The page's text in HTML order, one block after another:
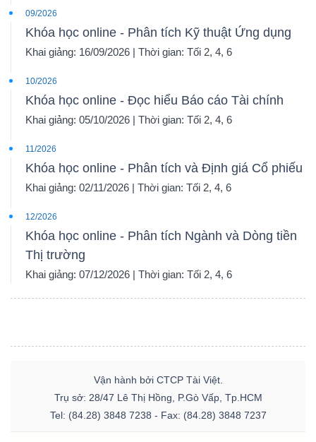
09/2026
Khóa học online - Phân tích Kỹ thuật Ứng dụng
Khai giảng: 16/09/2026 | Thời gian: Tối 2, 4, 6
10/2026
Khóa học online - Đọc hiểu Báo cáo Tài chính
Khai giảng: 05/10/2026 | Thời gian: Tối 2, 4, 6
11/2026
Khóa học online - Phân tích và Định giá Cổ phiếu
Khai giảng: 02/11/2026 | Thời gian: Tối 2, 4, 6
12/2026
Khóa học online - Phân tích Ngành và Dòng tiền
Thị trường
Khai giảng: 07/12/2026 | Thời gian: Tối 2, 4, 6
Vận hành bởi CTCP Tài Việt.
Trụ sở: 28/47 Lê Thị Hồng, P.Gò Vấp, Tp.HCM
Tel: (84.28) 3848 7238 - Fax: (84.28) 3848 7237